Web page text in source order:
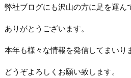
弊社ブログにも沢山の方に足を運ん
ありがとうございます。
本年も様々な情報を発信してまいり
どうぞよろしくお願い致します。